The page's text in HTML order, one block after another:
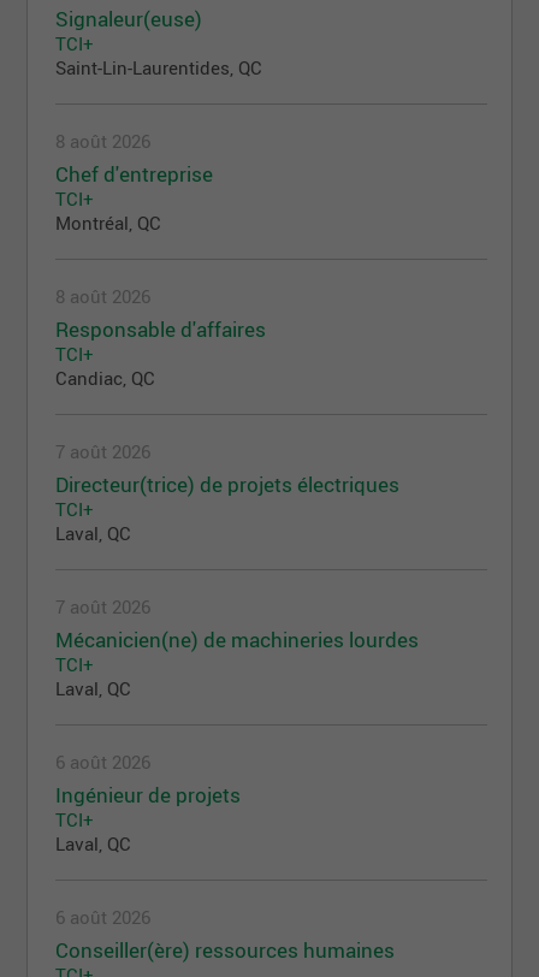
Signaleur(euse)
TCI+
Saint-Lin-Laurentides, QC
8 août 2026
Chef d'entreprise
TCI+
Montréal, QC
8 août 2026
Responsable d'affaires
TCI+
Candiac, QC
7 août 2026
Directeur(trice) de projets électriques
TCI+
Laval, QC
7 août 2026
Mécanicien(ne) de machineries lourdes
TCI+
Laval, QC
6 août 2026
Ingénieur de projets
TCI+
Laval, QC
6 août 2026
Conseiller(ère) ressources humaines